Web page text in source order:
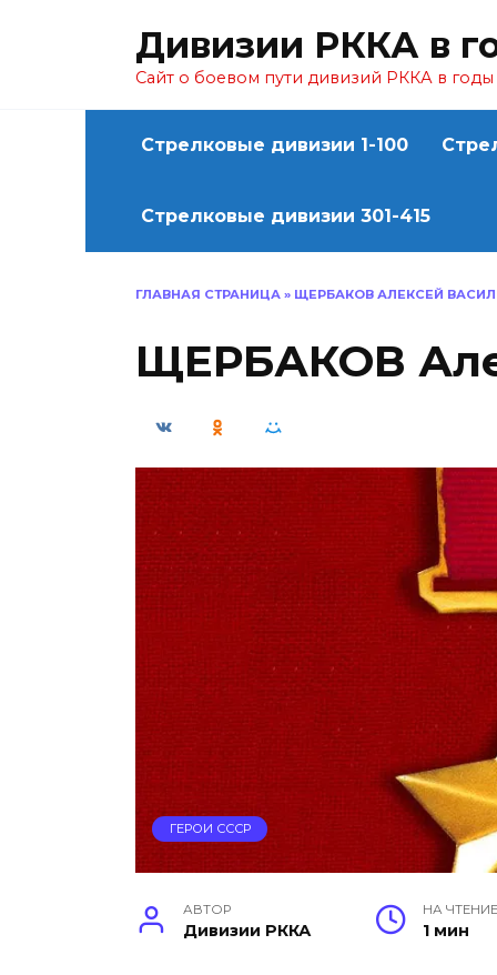
Дивизии РККА в
Сайт о боевом пути дивизий РККА в
Стрелковые дивизии 1-100
Стрелковые дивизии 301-415
ГЛАВНАЯ СТРАНИЦА » ЩЕРБАКОВ АЛЕКСЕЙ
ЩЕРБАКОВ
ГЕРОИ СССР
АВТОР
Дивизии РККА
НА ЧТЕНИЕ
1 мин